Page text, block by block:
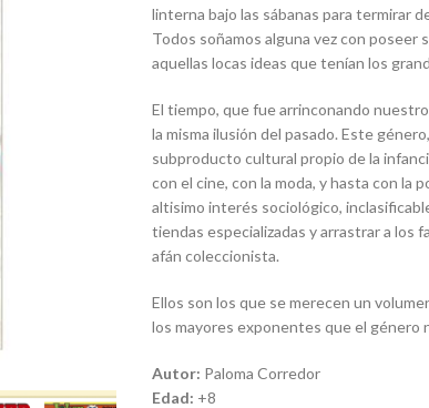
linterna bajo las sábanas para termirar
Todos soñamos alguna vez con poseer
aquellas locas ideas que tenían los
El tiempo, que fue arrinconando
la misma ilusión del pasado. Este
subproducto cultural propio de la
con el cine, con la moda, y hasta con la
altisimo interés sociológico,
tiendas especializadas y arrastrar a los
afán coleccionista.
Ellos son los que se merecen un
los mayores exponentes que el género
Autor: Paloma Corredor
Edad: +8